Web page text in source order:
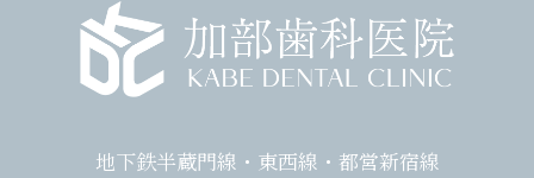
地下鉄半蔵門線・東西線・都営新宿線